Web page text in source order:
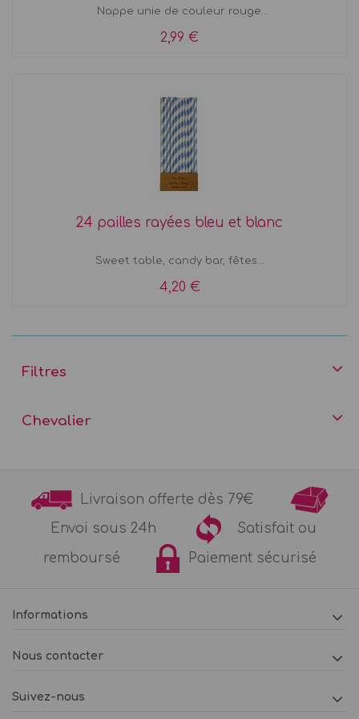
Nappe unie de couleur rouge...
2,99 €
24 pailles rayées bleu et blanc
Sweet table, candy bar, fêtes...
4,20 €
Filtres
Chevalier
Livraison offerte dès 79€
Envoi sous 24h
Satisfait ou
remboursé
Paiement sécurisé
Informations
Nous contacter
Suivez-nous